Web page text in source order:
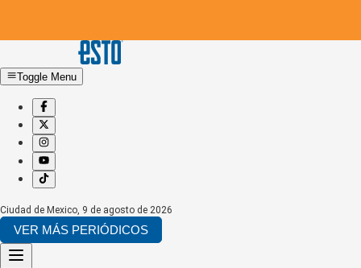
Toggle Menu
Ciudad de Mexico, 9 de agosto de 2026
VER MÁS PERIÓDICOS